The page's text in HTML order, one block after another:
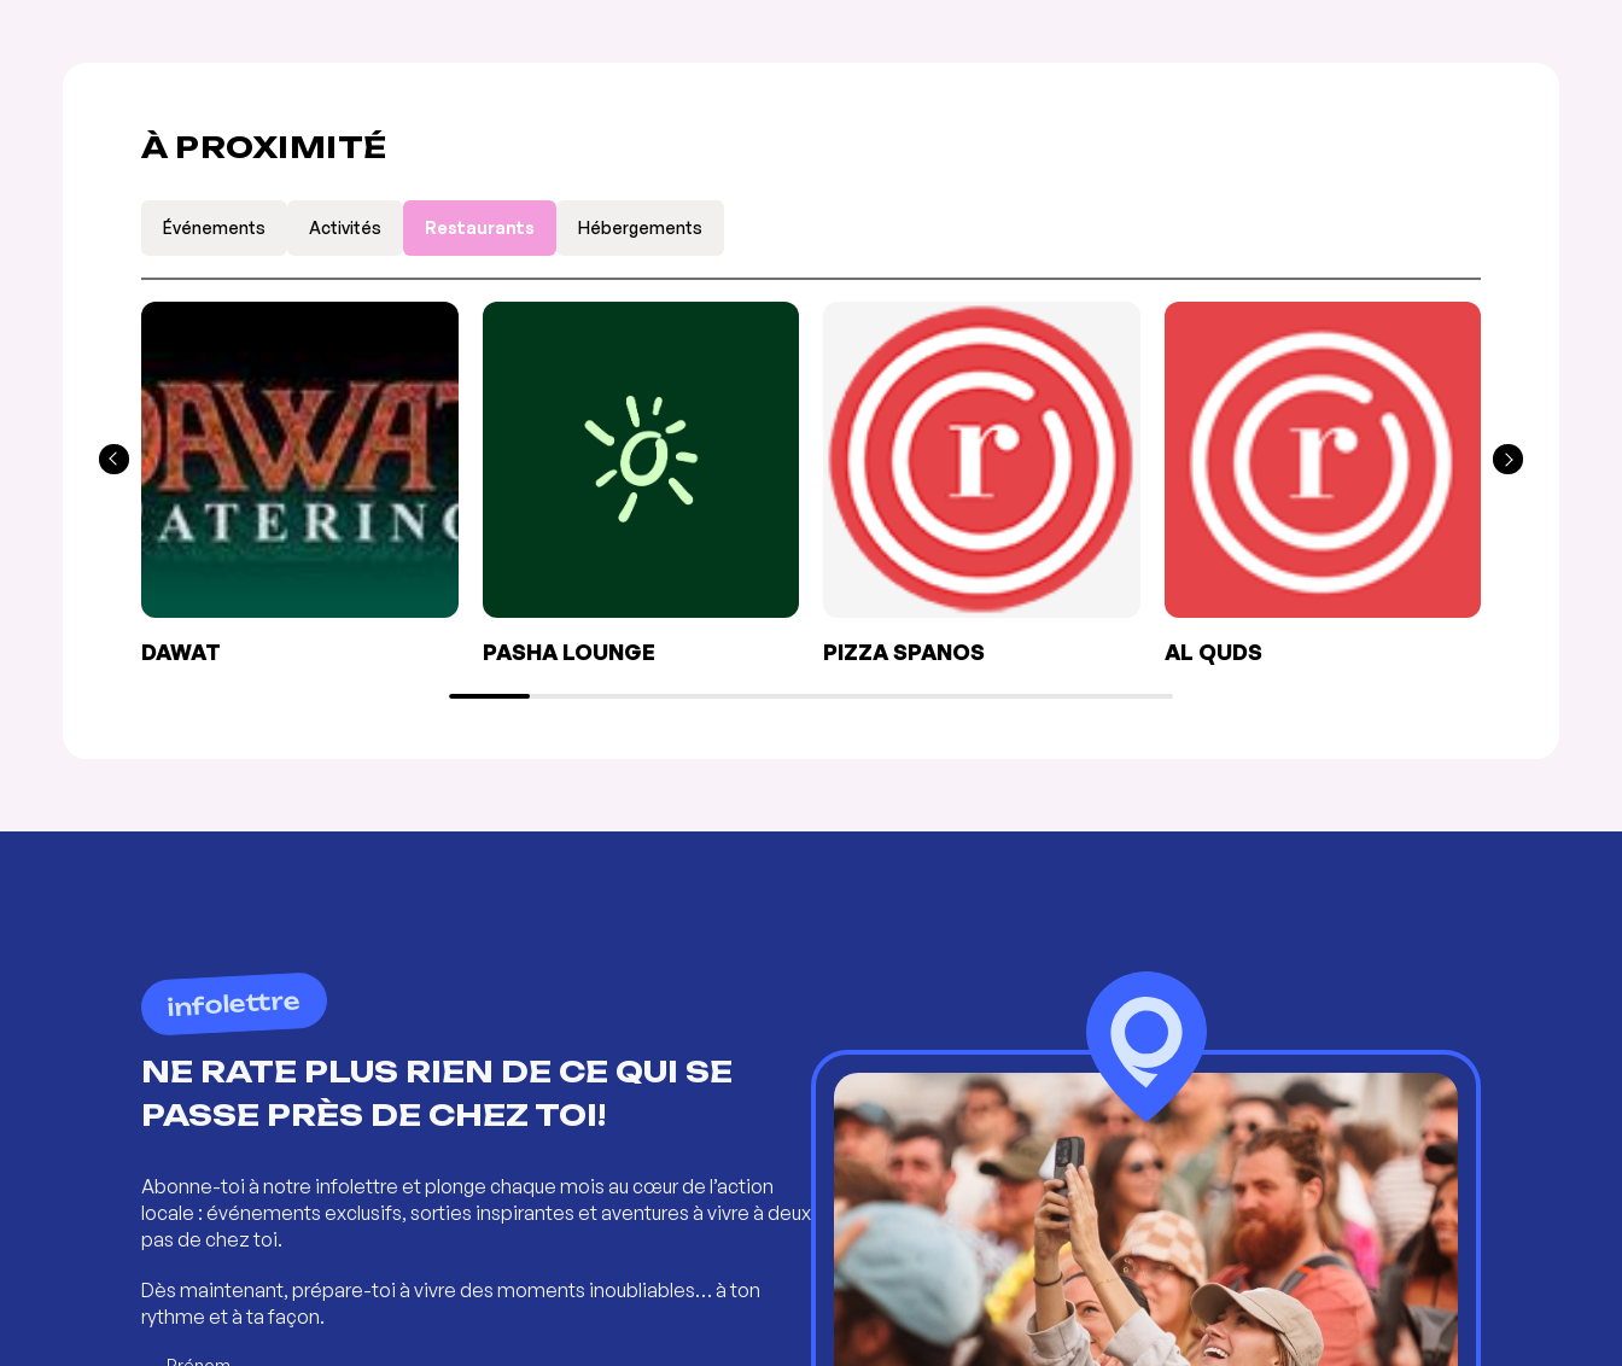
À PROXIMITÉ
Événements Activités Restaurants Hébergements
DAWAT PASHA LOUNGE PIZZA SPANOS AL QUDS
infolettre
NE RATE PLUS RIEN DE CE QUI SE
PASSE PRÈS DE CHEZ TOI!
Abonne-toi à notre infolettre et plonge chaque mois au cœur de l’action
locale : événements exclusifs, sorties inspirantes et aventures à vivre à deux
pas de chez toi.
Dès maintenant, prépare-toi à vivre des moments inoubliables… à ton
rythme et à ta façon.